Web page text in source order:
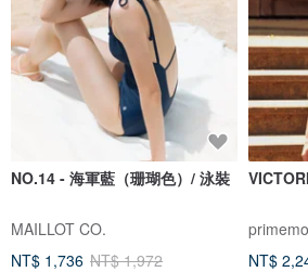
NO.14 - 海軍藍（珊瑚色）/ 泳裝
MAILLOT CO.
NT$ 1,736 NT$ 1,972
NT$